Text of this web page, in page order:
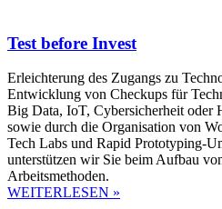
Test before Invest
Erleichterung des Zugangs zu
Entwicklung von Checkups für
Big Data, IoT, Cybersicherheit oder
sowie durch die Organisation von
Tech Labs und Rapid Prototyping-
unterstützen wir Sie beim Aufbau
Arbeitsmethoden.
WEITERLESEN »